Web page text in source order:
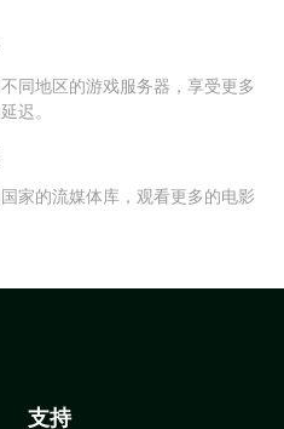
同地区的游戏服务器，享受更多
迟。
家的流媒体库，观看更多的电影
支持